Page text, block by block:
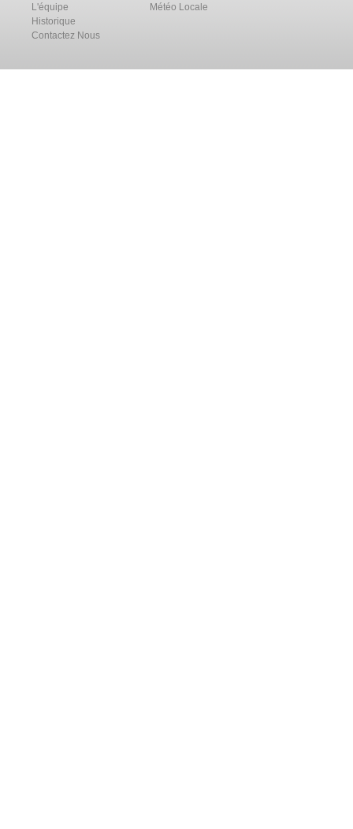
L'équipe
Historique
Contactez Nous
Météo Locale